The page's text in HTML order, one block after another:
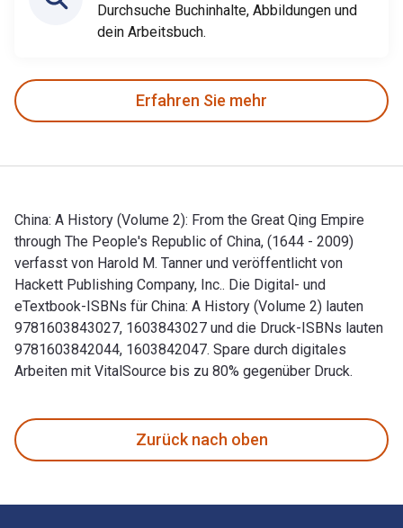
Durchsuche Buchinhalte, Abbildungen und
dein Arbeitsbuch.
Erfahren Sie mehr
China: A History (Volume 2): From the Great Qing Empire
through The People's Republic of China, (1644 - 2009)
verfasst von Harold M. Tanner und veröffentlicht von
Hackett Publishing Company, Inc.. Die Digital- und
eTextbook-ISBNs für China: A History (Volume 2) lauten
9781603843027, 1603843027 und die Druck-ISBNs lauten
9781603842044, 1603842047. Spare durch digitales
Arbeiten mit VitalSource bis zu 80% gegenüber Druck.
Zurück nach oben